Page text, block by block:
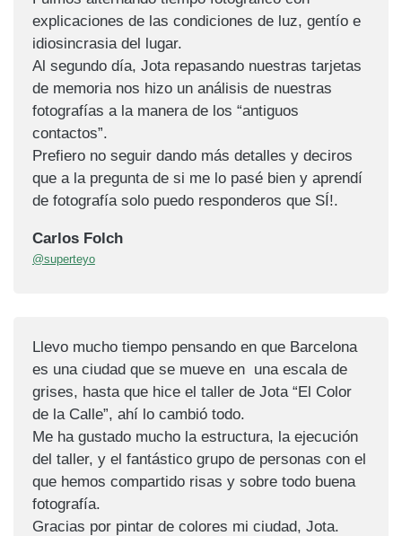
explicaciones de las condiciones de luz, gentío e
idiosincrasia del lugar.
Al segundo día, Jota repasando nuestras tarjetas
de memoria nos hizo un análisis de nuestras
fotografías a la manera de los “antiguos
contactos”.
Prefiero no seguir dando más detalles y deciros
que a la pregunta de si me lo pasé bien y aprendí
de fotografía solo puedo responderos que SÍ!.
Carlos Folch
@superteyo
Llevo mucho tiempo pensando en que Barcelona
es una ciudad que se mueve en una escala de
grises, hasta que hice el taller de Jota “El Color
de la Calle”, ahí lo cambió todo.
Me ha gustado mucho la estructura, la ejecución
del taller, y el fantástico grupo de personas con el
que hemos compartido risas y sobre todo buena
fotografía.
Gracias por pintar de colores mi ciudad, Jota.